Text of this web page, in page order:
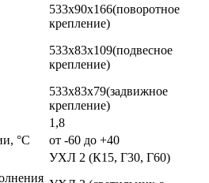
533х90х166(поворотное
крепление)
533х83х109(подвесное
крепление)
533х83х79(задвижное
крепление)
1,8
°С
от -60 до +40
УХЛ 2 (К15, Г30, Г60)